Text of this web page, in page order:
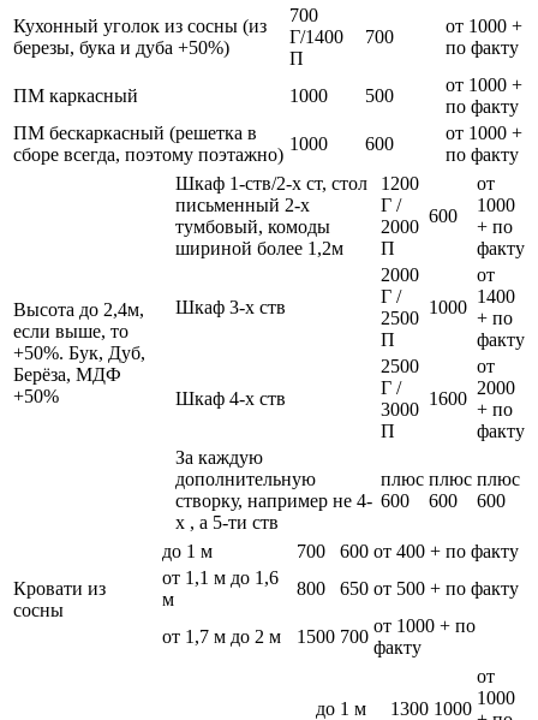
Кухонный уголок из сосны (из
березы, бука и дуба +50%)
700
Г/1400
П
700
от 1000 +
по факту
ПМ каркасный 1000 500
от 1000 +
по факту
ПМ бескаркасный (решетка в
сборе всегда, поэтому поэтажно)
1000 600
от 1000 +
по факту
Высота до 2,4м,
если выше, то
+50%. Бук, Дуб,
Берёза, МДФ
+50%
Шкаф 1-ств/2-х ст, стол
письменный 2-х
тумбовый, комоды
шириной более 1,2м
1200
Г /
2000
П
600
от
1000
+ по
факту
Шкаф 3-х ств
2000
Г /
2500
П
1000
от
1400
+ по
факту
Шкаф 4-х ств
2500
Г /
3000
П
1600
от
2000
+ по
факту
За каждую
дополнительную
створку, например не 4-
х , а 5-ти ств
плюс
600
плюс
600
плюс
600
Кровати из
сосны
до 1 м 700 600 от 400 + по факту
от 1,1 м до 1,6
м
800 650 от 500 + по факту
от 1,7 м до 2 м 1500 700
от 1000 + по
факту
до 1 м 1300 1000
от
1000